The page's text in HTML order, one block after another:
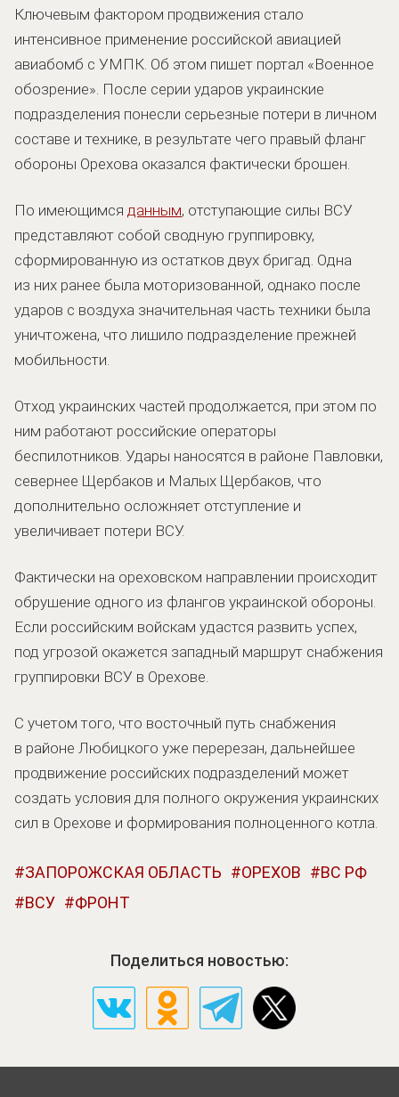
Ключевым фактором продвижения стало
интенсивное применение российской авиацией
авиабомб с УМПК. Об этом пишет портал «Военное
обозрение». После серии ударов украинские
подразделения понесли серьезные потери в личном
составе и технике, в результате чего правый фланг
обороны Орехова оказался фактически брошен.
По имеющимся данным, отступающие силы ВСУ
представляют собой сводную группировку,
сформированную из остатков двух бригад. Одна
из них ранее была моторизованной, однако после
ударов с воздуха значительная часть техники была
уничтожена, что лишило подразделение прежней
мобильности.
Отход украинских частей продолжается, при этом по
ним работают российские операторы
беспилотников. Удары наносятся в районе Павловки,
севернее Щербаков и Малых Щербаков, что
дополнительно осложняет отступление и
увеличивает потери ВСУ.
Фактически на ореховском направлении происходит
обрушение одного из флангов украинской обороны.
Если российским войскам удастся развить успех,
под угрозой окажется западный маршрут снабжения
группировки ВСУ в Орехове.
С учетом того, что восточный путь снабжения
в районе Любицкого уже перерезан, дальнейшее
продвижение российских подразделений может
создать условия для полного окружения украинских
сил в Орехове и формирования полноценного котла.
ЗАПОРОЖСКАЯ ОБЛАСТЬ ОРЕХОВ
ВС РФ
ВСУ
ФРОНТ
Поделиться новостью: